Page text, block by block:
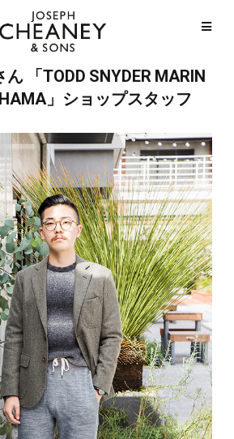
「TODD SNYDER MARIN
」ショップスタッフ